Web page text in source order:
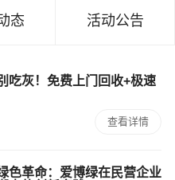
态 活动公告
吃灰！免费上门回收+极速
查看详情
色革命：爱博绿在民营企业